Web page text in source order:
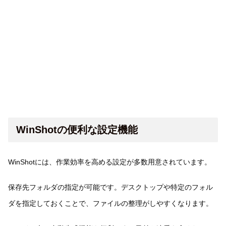
WinShotの便利な設定機能
WinShotには、作業効率を高める設定が多数用意されています。
保存先フォルダの指定が可能です。デスクトップや特定のフォル
ダを指定しておくことで、ファイルの整理がしやすくなります。